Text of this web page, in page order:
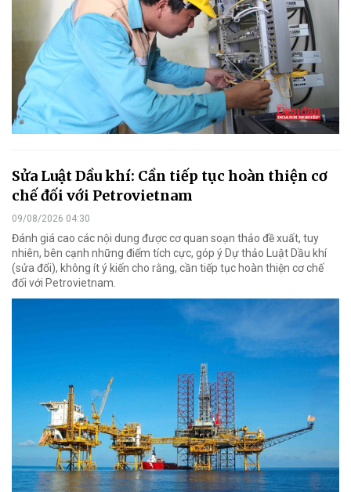
Sửa Luật Dầu khí: Cần tiếp tục hoàn thiện cơ
chế đối với Petrovietnam
09/08/2026 04:30
Đánh giá cao các nội dung được cơ quan soạn thảo đề xuất, tuy
nhiên, bên cạnh những điểm tích cực, góp ý Dự thảo Luật Dầu khí
(sửa đổi), không ít ý kiến cho rằng, cần tiếp tục hoàn thiện cơ chế
đối với Petrovietnam.